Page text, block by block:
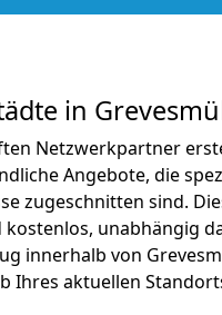
in
Netzwerkpartner
Angebote, die
zugeschnitten sind.
kostenlos, unabhängig
innerhalb von
Ihres aktuellen